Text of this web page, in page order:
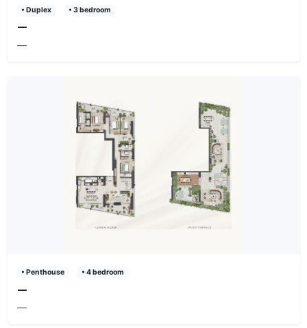
• Duplex • 3 bedroom
—
—
• Penthouse • 4 bedroom
—
—